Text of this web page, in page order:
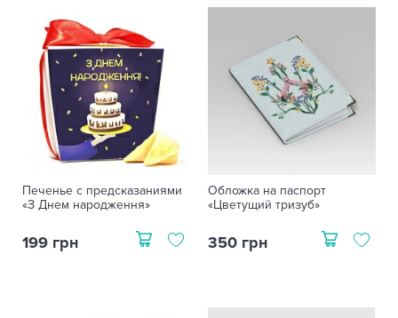
Печенье с предсказаниями
«З Днем народження»
199 грн
Обложка на паспорт
«Цветущий тризуб»
350 грн